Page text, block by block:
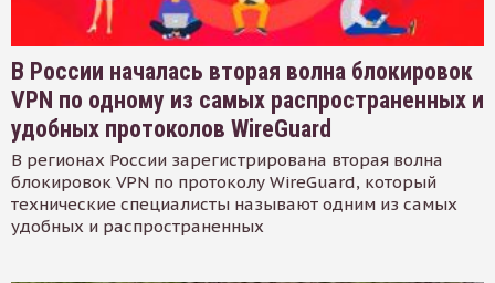
В России началась вторая волна блокировок
VPN по одному из самых распространенных и
удобных протоколов WireGuard
В регионах России зарегистрирована вторая волна
блокировок VPN по протоколу WireGuard, который
технические специалисты называют одним из самых
удобных и распространенных